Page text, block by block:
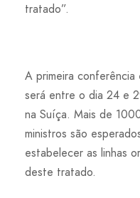
tratado”.
A primeira
será entre o dia 24 e
na Suíça. Mais de
ministros são
estabelecer as linhas
deste tratado.